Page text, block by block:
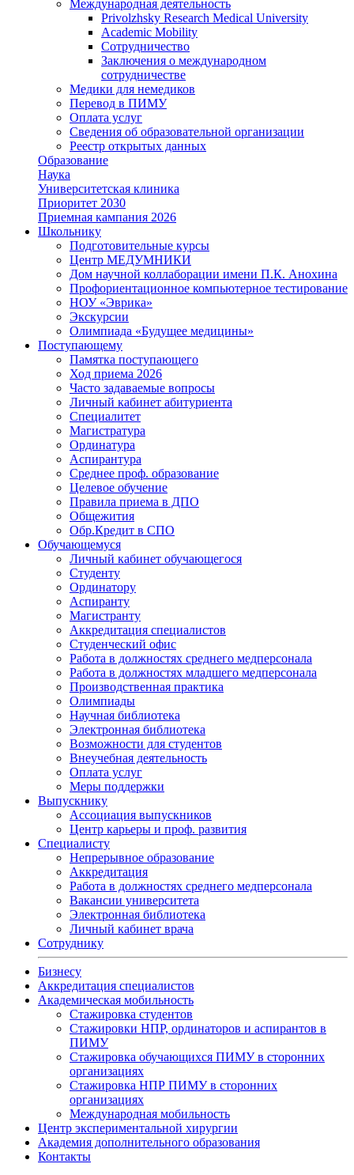
Международная деятельность
Privolzhsky Research Medical University
Academic Mobility
Сотрудничество
Заключения о международном
сотрудничестве
Медики для немедиков
Перевод в ПИМУ
Оплата услуг
Сведения об образовательной организации
Реестр открытых данных
Образование
Наука
Университетская клиника
Приоритет 2030
Приемная кампания 2026
Школьнику
Подготовительные курсы
Центр МЕДУМНИКИ
Дом научной коллаборации имени П.К. Анохина
Профориентационное компьютерное тестирование
НОУ «Эврика»
Экскурсии
Олимпиада «Будущее медицины»
Поступающему
Памятка поступающего
Ход приема 2026
Часто задаваемые вопросы
Личный кабинет абитуриента
Специалитет
Магистратура
Ординатура
Аспирантура
Среднее проф. образование
Целевое обучение
Правила приема в ДПО
Общежития
Обр.Кредит в СПО
Обучающемуся
Личный кабинет обучающегося
Студенту
Ординатору
Аспиранту
Магистранту
Аккредитация специалистов
Студенческий офис
Работа в должностях среднего медперсонала
Работа в должностях младшего медперсонала
Производственная практика
Олимпиады
Научная библиотека
Электронная библиотека
Возможности для студентов
Внеучебная деятельность
Оплата услуг
Меры поддержки
Выпускнику
Ассоциация выпускников
Центр карьеры и проф. развития
Специалисту
Непрерывное образование
Аккредитация
Работа в должностях среднего медперсонала
Вакансии университета
Электронная библиотека
Личный кабинет врача
Сотруднику
Бизнесу
Аккредитация специалистов
Академическая мобильность
Стажировка студентов
Стажировки НПР, ординаторов и аспирантов в
ПИМУ
Стажировка обучающихся ПИМУ в сторонних
организациях
Стажировка НПР ПИМУ в сторонних
организациях
Международная мобильность
Центр экспериментальной хирургии
Академия дополнительного образования
Контакты